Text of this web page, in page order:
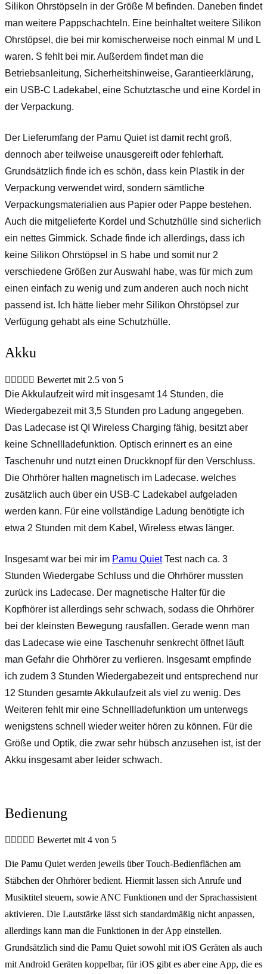
Silikon Ohrstöpseln in der Größe M befinden. Daneben findet
man weitere Pappschachteln. Eine beinhaltet weitere Silikon
Ohrstöpsel, die bei mir komischerweise noch einmal M und L
waren. S fehlt bei mir. Außerdem findet man die
Betriebsanleitung, Sicherheitshinweise, Garantieerklärung,
ein USB-C Ladekabel, eine Schutztasche und eine Kordel in
der Verpackung.
Der Lieferumfang der Pamu Quiet ist damit recht groß,
dennoch aber teilweise unausgereift oder fehlerhaft.
Grundsätzlich finde ich es schön, dass kein Plastik in der
Verpackung verwendet wird, sondern sämtliche
Verpackungsmaterialien aus Papier oder Pappe bestehen.
Auch die mitgelieferte Kordel und Schutzhülle sind sicherlich
ein nettes Gimmick. Schade finde ich allerdings, dass ich
keine Silikon Ohrstöpsel in S habe und somit nur 2
verschiedene Größen zur Auswahl habe, was für mich zum
einen einfach zu wenig und zum anderen auch noch nicht
passend ist. Ich hätte lieber mehr Silikon Ohrstöpsel zur
Verfügung gehabt als eine Schutzhülle.
Akku
     Bewertet mit 2.5 von 5
Die Akkulaufzeit wird mit insgesamt 14 Stunden, die
Wiedergabezeit mit 3,5 Stunden pro Ladung angegeben.
Das Ladecase ist QI Wireless Charging fähig, besitzt aber
keine Schnellladefunktion. Optisch erinnert es an eine
Taschenuhr und nutzt einen Druckknopf für den Verschluss.
Die Ohrhörer halten magnetisch im Ladecase. welches
zusätzlich auch über ein USB-C Ladekabel aufgeladen
werden kann. Für eine vollständige Ladung benötigte ich
etwa 2 Stunden mit dem Kabel, Wireless etwas länger.
Insgesamt war bei mir im Pamu QuietTest nach ca. 3
Stunden Wiedergabe Schluss und die Ohrhörer mussten
zurück ins Ladecase. Der magnetische Halter für die
Kopfhörer ist allerdings sehr schwach, sodass die Ohrhörer
bei der kleinsten Bewegung rausfallen. Gerade wenn man
das Ladecase wie eine Taschenuhr senkrecht öffnet läuft
man Gefahr die Ohrhörer zu verlieren. Insgesamt empfinde
ich zudem 3 Stunden Wiedergabezeit und entsprechend nur
12 Stunden gesamte Akkulaufzeit als viel zu wenig. Des
Weiteren fehlt mir eine Schnellladefunktion um unterwegs
wenigstens schnell wieder weiter hören zu können. Für die
Größe und Optik, die zwar sehr hübsch anzusehen ist, ist der
Akku insgesamt aber leider schwach.
Bedienung
     Bewertet mit 4 von 5
Die Pamu Quiet werden jeweils über Touch-Bedienflächen am
Stäbchen der Ohrhörer bedient. Hiermit lassen sich Anrufe und
Musiktitel steuern, sowie ANC Funktionen und der Sprachassistent
aktivieren. Die Lautstärke lässt sich standardmäßig nicht anpassen,
allerdings kann man die Funktionen in der App einstellen.
Grundsätzlich sind die Pamu Quiet sowohl mit iOS Geräten als auch
mit Android Geräten koppelbar, für iOS gibt es aber eine App, die es